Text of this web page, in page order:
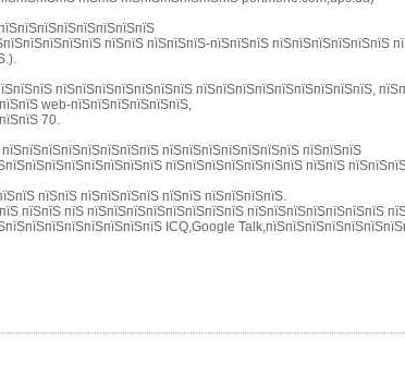
пїЅпїЅ пїЅпїЅпїЅ-пїЅпїЅпїЅ пїЅпїЅпїЅпїЅпїЅпїЅ
пїЅпїЅпїЅпїЅпїЅпїЅпїЅ пїЅпїЅпїЅпїЅпїЅпїЅпїЅпїЅпїЅ,
web-пїЅпїЅпїЅпїЅпїЅпїЅ,
70.
пїЅпїЅпїЅпїЅпїЅпїЅпїЅ пїЅпїЅпїЅ
пїЅпїЅпїЅпїЅпїЅпїЅпїЅ пїЅпїЅ
пїЅпїЅ пїЅпїЅпїЅпїЅ пїЅпїЅ пїЅпїЅпїЅпїЅ.
пїЅпїЅ пїЅ пїЅпїЅпїЅпїЅпїЅпїЅпїЅпїЅ пїЅпїЅпїЅпїЅпїЅпїЅпїЅ
ICQ,Google